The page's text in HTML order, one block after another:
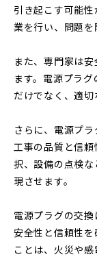
引き起こす可能
業を行い、問題を
また、専門家は
ます。電源プラ
だけでなく、適切
さらに、電源プ
工事の品質と信
択、設備の点検
現させます。
電源プラグの交
安全性と信頼性
ことは、火災や